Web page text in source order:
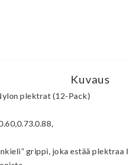
Kuvaus
plektrat (12-Pack)
grippi, joka estää plektraa